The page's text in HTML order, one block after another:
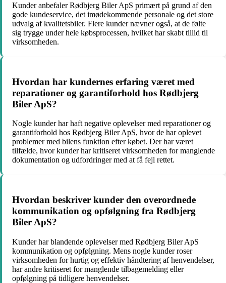
Kunder anbefaler Rødbjerg Biler ApS primært på grund af den
gode kundeservice, det imødekommende personale og det store
udvalg af kvalitetsbiler. Flere kunder nævner også, at de følte
sig trygge under hele købsprocessen, hvilket har skabt tillid til
virksomheden.
Hvordan har kundernes erfaring været med
reparationer og garantiforhold hos Rødbjerg
Biler ApS?
Nogle kunder har haft negative oplevelser med reparationer og
garantiforhold hos Rødbjerg Biler ApS, hvor de har oplevet
problemer med bilens funktion efter købet. Der har været
tilfælde, hvor kunder har kritiseret virksomheden for manglende
dokumentation og udfordringer med at få fejl rettet.
Hvordan beskriver kunder den overordnede
kommunikation og opfølgning fra Rødbjerg
Biler ApS?
Kunder har blandende oplevelser med Rødbjerg Biler ApS
kommunikation og opfølgning. Mens nogle kunder roser
virksomheden for hurtig og effektiv håndtering af henvendelser,
har andre kritiseret for manglende tilbagemelding eller
opfølgning på tidligere henvendelser.